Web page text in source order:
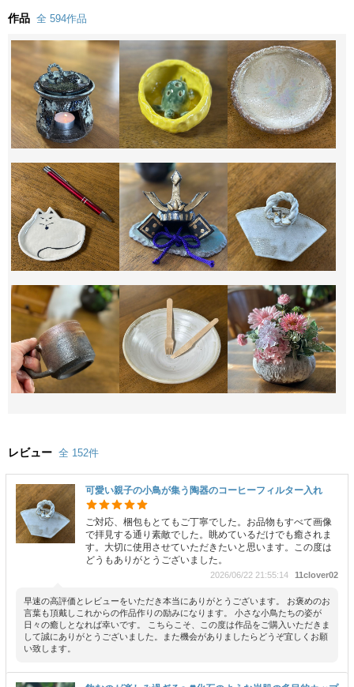
作品 全 594作品
レビュー 全 152件
可愛い親子の小鳥が集う陶器のコーヒーフィルター入れ
ご対応、梱包もとてもご丁寧でした。お品物もすべて画像
で拝見する通り素敵でした。眺めているだけでも癒されま
す。大切に使用させていただきたいと思います。この度は
どうもありがとうございました。
11clover02
2026/06/22 21:55:14
早速の高評価とレビューをいただき本当にありがとうございます。 お褒めのお
言葉も頂戴しこれからの作品作りの励みになります。 小さな小鳥たちの姿が
日々の癒しとなれば幸いです。 こちらこそ、この度は作品をご購入いただきま
して誠にありがとうございました。また機会がありましたらどうぞ宜しくお願
い致します。